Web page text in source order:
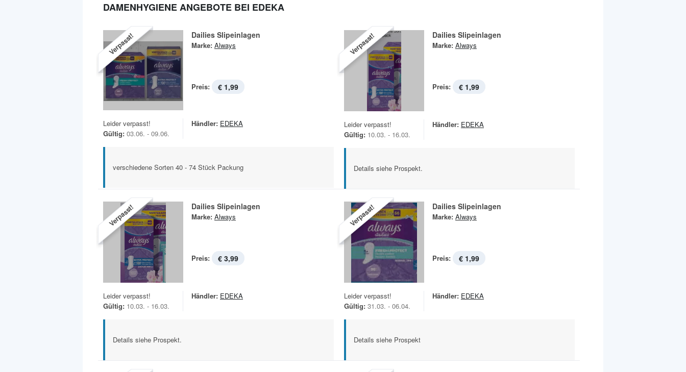
DAMENHYGIENE ANGEBOTE BEI EDEKA
Verpasst! Dailies Slipeinlagen
Marke: Always
Preis: € 1,99
Leider verpasst!
Gültig: 03.06. - 09.06.
Händler: EDEKA
verschiedene Sorten 40 - 74 Stück Packung
Verpasst! Dailies Slipeinlagen
Marke: Always
Preis: € 1,99
Leider verpasst!
Gültig: 10.03. - 16.03.
Händler: EDEKA
Details siehe Prospekt.
Verpasst! Dailies Slipeinlagen
Marke: Always
Preis: € 3,99
Leider verpasst!
Gültig: 10.03. - 16.03.
Händler: EDEKA
Details siehe Prospekt.
Verpasst! Dailies Slipeinlagen
Marke: Always
Preis: € 1,99
Leider verpasst!
Gültig: 31.03. - 06.04.
Händler: EDEKA
Details siehe Prospekt